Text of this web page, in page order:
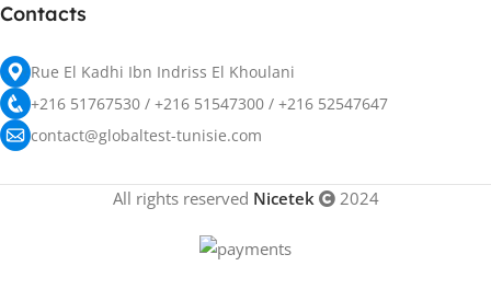
Contacts
Rue El Kadhi Ibn Indriss El Khoulani
+216 51767530 / +216 51547300 / +216 52547647
contact@globaltest-tunisie.com
All rights reserved Nicetek 2024